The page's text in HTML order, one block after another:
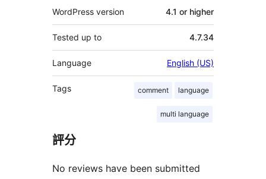
WordPress version 4.1 or higher
Tested up to 4.7.34
Language English (US)
Tags comment language
multi language
評分
No reviews have been submitted